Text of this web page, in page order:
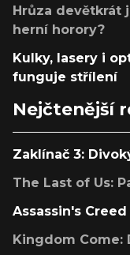
Hrůza devětkrát
herní horory?
Kulky, lasery i
funguje střílení
Nejčtenější
Zaklínač 3:
The Last of Us:
Assassin's
Kingdom Come: